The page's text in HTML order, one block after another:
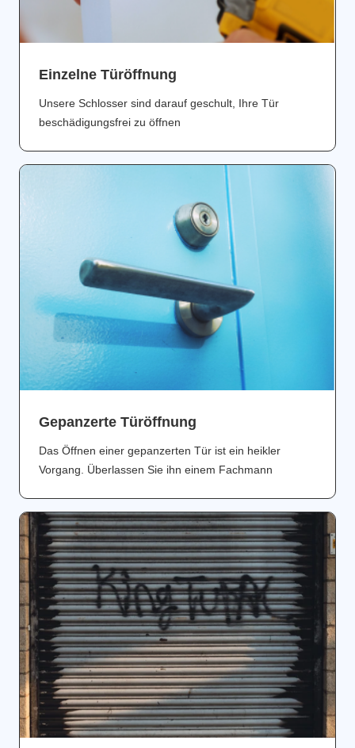
Einzelne Türöffnung
Unsere Schlosser sind darauf geschult, Ihre Tür
beschädigungsfrei zu öffnen
Gepanzerte Türöffnung
Das Öffnen einer gepanzerten Tür ist ein heikler
Vorgang. Überlassen Sie ihn einem Fachmann